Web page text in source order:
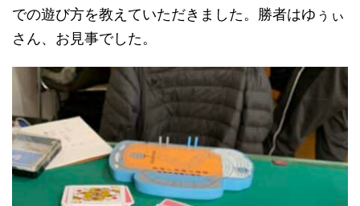
での遊び方を教えていただきました。勝者はゆぅぃ
さん、お見事でした。